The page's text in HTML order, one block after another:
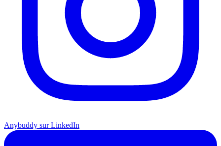
Anybuddy sur LinkedIn